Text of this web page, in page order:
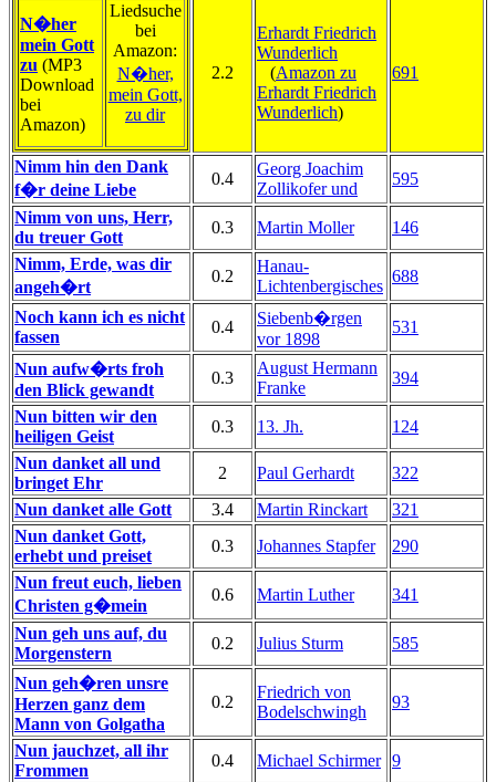
N�her
mein Gott
zu (MP3
Download
bei
Amazon)
Liedsuche
bei
Amazon:
N�her,
mein Gott,
zu dir
2.2
Erhardt Friedrich
Wunderlich
(Amazon zu
Erhardt Friedrich
Wunderlich)
691
Nimm hin den Dank
f�r deine Liebe
0.4
Georg Joachim
Zollikofer und
595
Nimm von uns, Herr,
du treuer Gott
0.3 Martin Moller
146
Nimm, Erde, was dir
angeh�rt
0.2
Hanau-
Lichtenbergisches
688
Noch kann ich es nicht
fassen
0.4
Siebenb�rgen
vor 1898
531
Nun aufw�rts froh
den Blick gewandt
0.3
August Hermann
Franke
394
Nun bitten wir den
heiligen Geist
0.3 13. Jh.
124
Nun danket all und
bringet Ehr
2 Paul Gerhardt
322
Nun danket alle Gott
3.4 Martin Rinckart
321
Nun danket Gott,
erhebt und preiset
0.3 Johannes Stapfer
290
Nun freut euch, lieben
Christen g�mein
0.6 Martin Luther 341
Nun geh uns auf, du
Morgenstern
0.2 Julius Sturm 585
Nun geh�ren unsre
Herzen ganz dem
Mann von Golgatha
0.2
Friedrich von
Bodelschwingh
93
Nun jauchzet, all ihr
Frommen
0.4 Michael Schirmer 9